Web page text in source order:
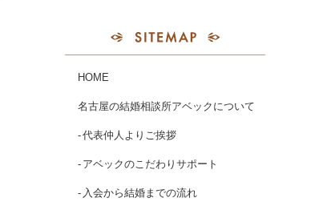
HOME
名古屋の結婚相談所アベックについて
代表仲人よりご挨拶
アベックのこだわりサポート
入会から結婚までの流れ